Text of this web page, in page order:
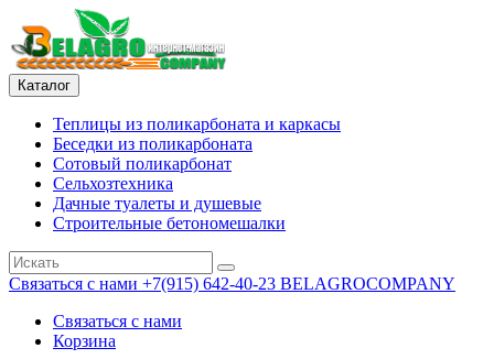
Каталог
Теплицы из поликарбоната и каркасы
Беседки из поликарбоната
Сотовый поликарбонат
Сельхозтехника
Дачные туалеты и душевые
Строительные бетономешалки
Связаться с нами +7(915) 642-40-23 BELAGROCOMPANY
Связаться с нами
Корзина